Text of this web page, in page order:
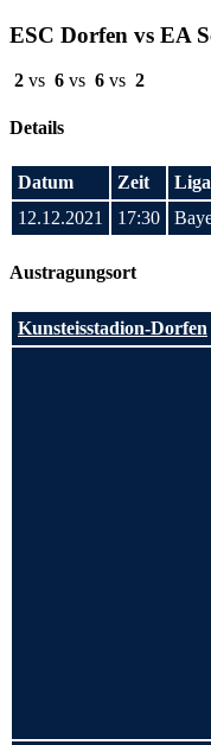
ESC Dorfen vs EA
2 vs 6 vs 6 vs 2
Details
Datum Zeit Liga
12.12.2021
17:30
Austragungsort
Kunsteisstadion-Dorfen